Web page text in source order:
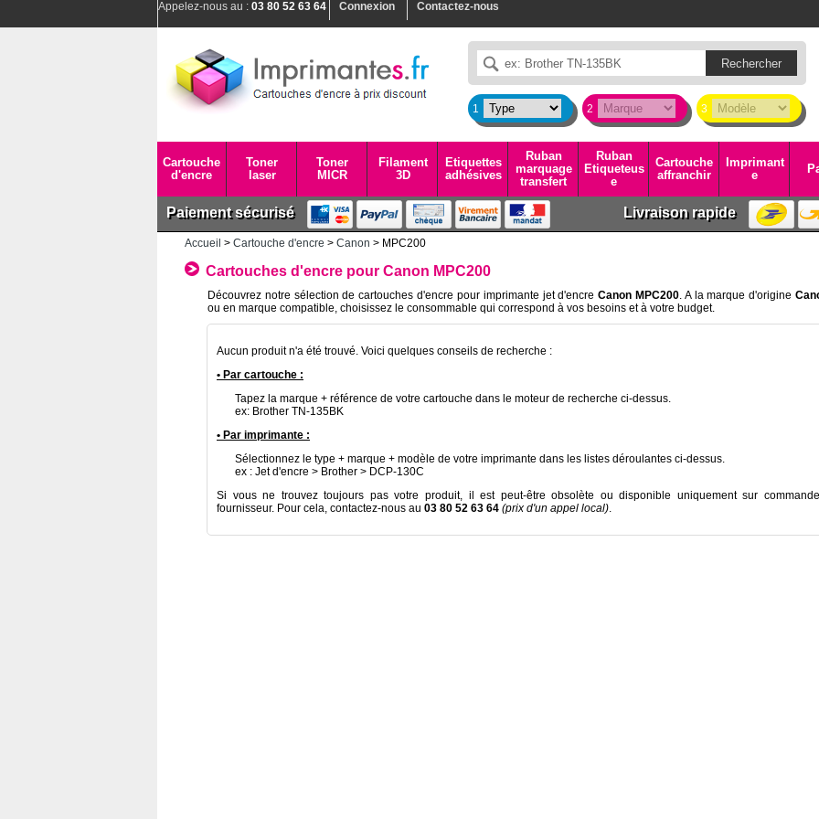
Appelez-nous au : 03 80 52 63 64 Connexion Contactez-nous
1 2 3
Cartouche
d'encre
Toner
laser
Toner
MICR
Filament
3D
Etiquettes
adhésives
Ruban
marquage
transfert
Ruban
Etiqueteus
e
Cartouche
affranchir
Imprimant
e
Paiement sécurisé Livraison rapide
Accueil > Cartouche d'encre > Canon > MPC200
Cartouches d'encre pour Canon MPC200
Découvrez notre sélection de cartouches d'encre pour imprimante jet d'encreCanon MPC200. A la marque d'origine
ou en marque compatible, choisissez le consommable qui correspond à vos besoins et à votre budget.
Aucun produit n'a été trouvé. Voici quelques conseils de recherche :
• Par cartouche :
Tapez la marque + référence de votre cartouche dans le moteur de recherche ci-dessus.
ex: Brother TN-135BK
• Par imprimante :
Sélectionnez le type + marque + modèle de votre imprimante dans les listes déroulantes ci-dessus.
ex : Jet d'encre > Brother > DCP-130C
Si vous ne trouvez toujours pas votre produit, il est peut-être obsolète ou disponible uniquement sur commande
fournisseur. Pour cela, contactez-nous au 03 80 52 63 64 (prix d'un appel local)